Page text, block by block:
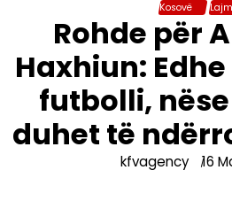
Kosovë
Rohde për
Haxhiun:
futbolli,
duhet të
kfvagency 16